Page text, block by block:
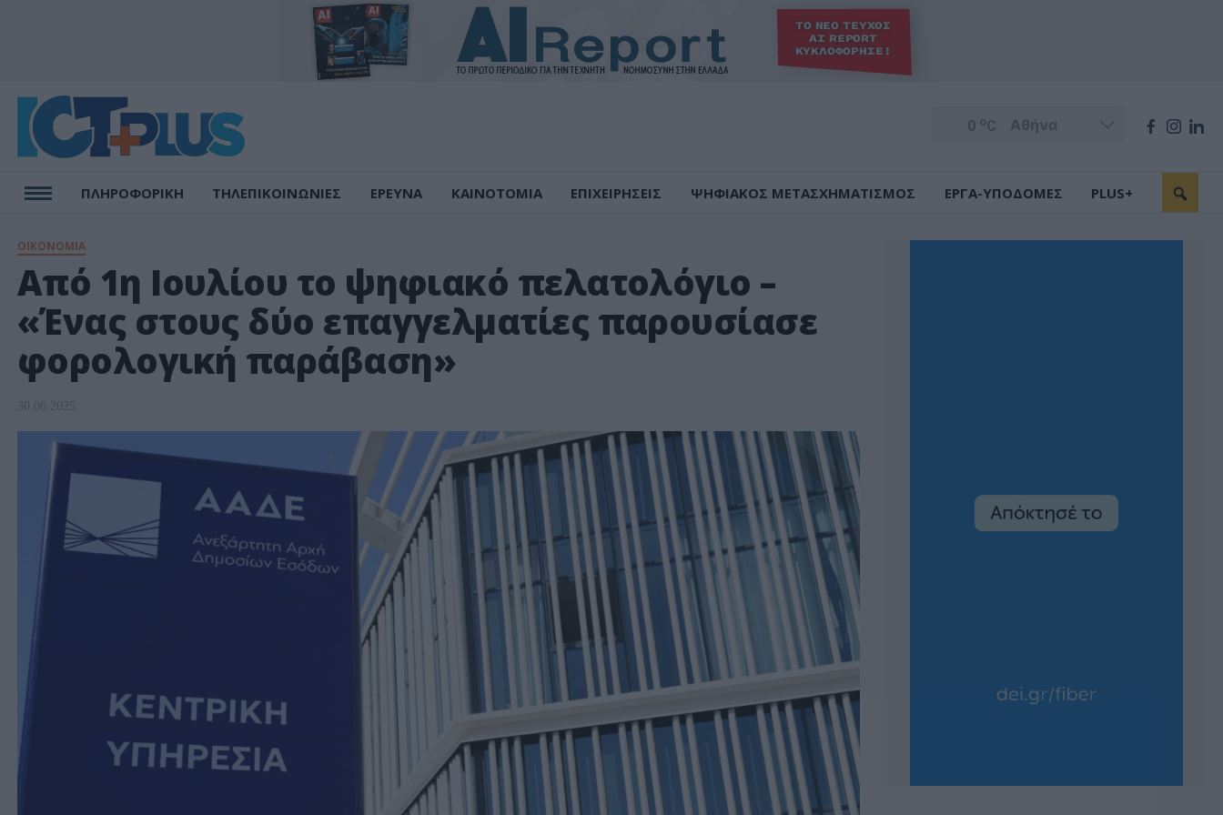
0 oC
ΠΛΗΡΟΦΟΡΙΚΗ ΤΗΛΕΠΙΚΟΙΝΩΝΙΕΣ ΕΡΕΥΝΑ ΚΑΙΝΟΤΟΜΙΑ ΕΠΙΧΕΙΡΗΣΕΙΣ ΨΗΦΙΑΚΟΣ ΜΕΤΑΣΧΗΜΑΤΙΣΜΟΣ ΕΡΓΑ-ΥΠΟΔΟΜΕΣ PLUS+
ΟΙΚΟΝΟΜΙΑ
Από 1η Ιουλίου το ψηφιακό πελατολόγιο –
«Ένας στους δύο επαγγελματίες παρουσίασε
φορολογική παράβαση»
30.06.2025